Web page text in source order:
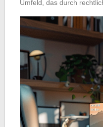
Umfeld, das durch